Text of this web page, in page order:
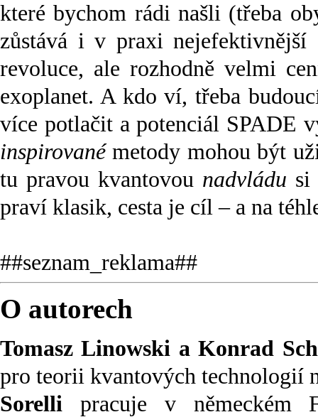
které bychom rádi našli (třeba
zůstává i v praxi nejefektivnější
revoluce, ale rozhodně velmi
exoplanet. A kdo ví, třeba
více potlačit a potenciál SPADE
inspirovanémetody mohou být
tu pravou kvantovou nadvládu si
praví klasik, cesta je cíl – a na
##seznam_reklama##
O autorech
Tomasz Linowski a Konrad
pro teorii kvantových technologií
Sorelli pracuje v německém